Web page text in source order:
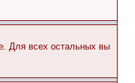
Для всех остальных вы